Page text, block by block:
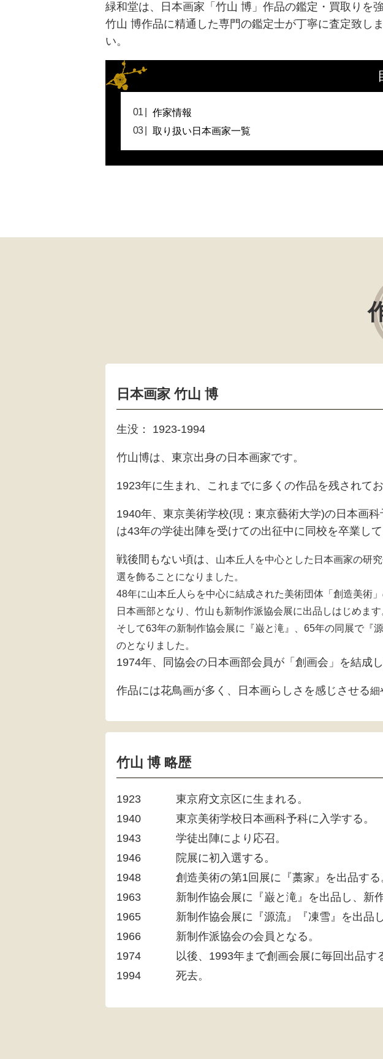
緑和堂は、日本画家「竹山 博」作品の鑑定・買取りを強
竹山 博作品に精通した専門の鑑定士が丁寧に査定致し
い。
作家情報
取り扱い日本画家一覧
日本画家 竹山 博
生没： 1923‐1994
竹山博は、東京出身の日本画家です。
1923年に生まれ、これまでに多くの作品を残されてお
1940年、東京美術学校(現：東京藝術大学)の日本画
は43年の学徒出陣を受けての出征中に同校を卒業して
戦後間もない頃は、 山本丘人を中心とした 日本画家の研
選を飾ることになりました。
48年に山本丘人らを中心に結成された美術団体「創造美術
日本画部となり、竹山も新制作派協会展に出品しはじめます
そして63年の新制作協会展に
『巌と滝』、65年の同展で『
のとなりました。
1974年、同協会の日本画部会員が「創画会」を結成
作品には花鳥画が多く、日本画らしさを感じさせる細
竹山 博 略歴
1923
東京府文京区に生まれる。
1940
東京美術学校日本画科予科に入学する。
1943
学徒出陣により応召。
1946
院展に初入選する。
1948
創造美術の第1回展に『藁家』を出品する
1963
新制作協会展に『巌と滝』を出品し、新
1965
新制作協会展に『源流』『凍雪』を出品
1966
新制作派協会の会員となる。
1974
以後、1993年まで創画会展に毎回出品す
1994
死去。